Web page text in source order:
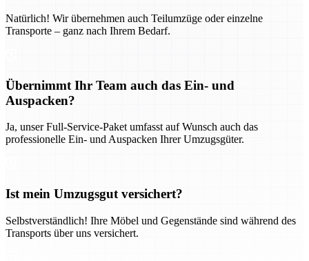
Natürlich! Wir übernehmen auch Teilumzüge oder einzelne
Transporte – ganz nach Ihrem Bedarf.
Übernimmt Ihr Team auch das Ein- und
Auspacken?
Ja, unser Full-Service-Paket umfasst auf Wunsch auch das
professionelle Ein- und Auspacken Ihrer Umzugsgüter.
Ist mein Umzugsgut versichert?
Selbstverständlich! Ihre Möbel und Gegenstände sind während des
Transports über uns versichert.